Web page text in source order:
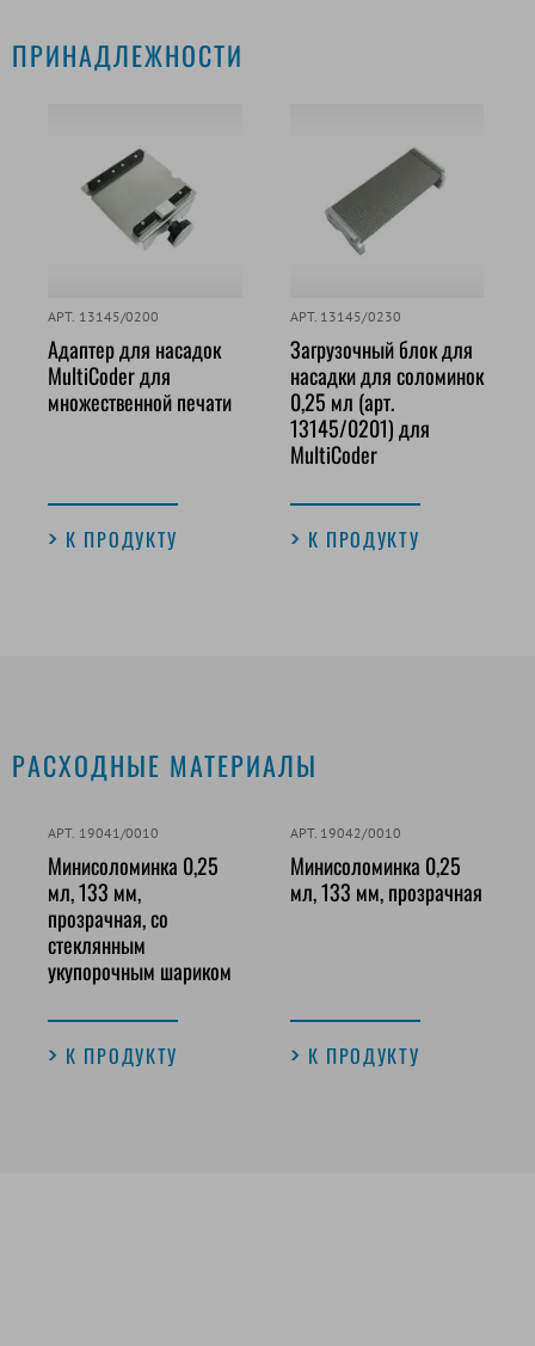
ПРИНАДЛЕЖНОСТИ
АРТ. 13145/0200
Адаптер для насадок
MultiCoder для
множественной печати
К ПРОДУКТУ
АРТ. 13145/0230
Загрузочный блок для
насадки для соломинок
0,25 мл (арт.
13145/0201) для
MultiCoder
К ПРОДУКТУ
РАСХОДНЫЕ МАТЕРИАЛЫ
АРТ. 19041/0010
Минисоломинка 0,25
мл, 133 мм,
прозрачная, со
стеклянным
укупорочным шариком
К ПРОДУКТУ
АРТ. 19042/0010
Минисоломинка 0,25
мл, 133 мм, прозрачная
К ПРОДУКТУ